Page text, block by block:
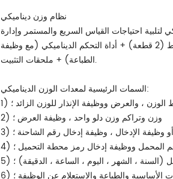
نظام وزن ديناميكي
احتياجات القياس السريع والمستمر وإدارة
البيانات على نطاق واسع. تشتمل معدات الوزن الديناميكي بشكل أساسي على: مستشعر الضغط (2 قطعة) + أداة التحكم الديناميكي (مع وظيفة
الطباعة) + ملحقات التثبيت.
السمات الرئيسية لمعدات الوزن الديناميكي:
الوزن ، والعرض ووظيفة الإنذار للوزن الزائد ؛
2) وزن وتراكم وزن دلو واحد ، وظيفة العرض ؛
أو وظيفة الإدخال ، وظيفة إدخال رقم الشاحنة ؛
المحمل ووظيفة إدخال رمز محطة التحميل ؛
(السنة ، الشهر ، اليوم ، الساعة ، الدقيقة) ؛
الأساسية والطباعة والاستعلام عن الوظيفة ؛